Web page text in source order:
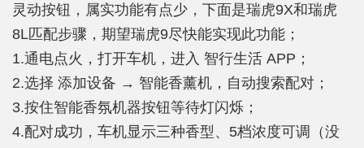
灵动按钮，属实功能有点少，下面是瑞虎9X和瑞虎
8L匹配步骤，期望瑞虎9尽快能实现此功能；
1.通电点火，打开车机，进入 智行生活 APP；
2.选择 添加设备 → 智能香薰机，自动搜索配对；
3.按住智能香氛机器按钮等待灯闪烁；
4.配对成功，车机显示三种香型、5档浓度可调（没